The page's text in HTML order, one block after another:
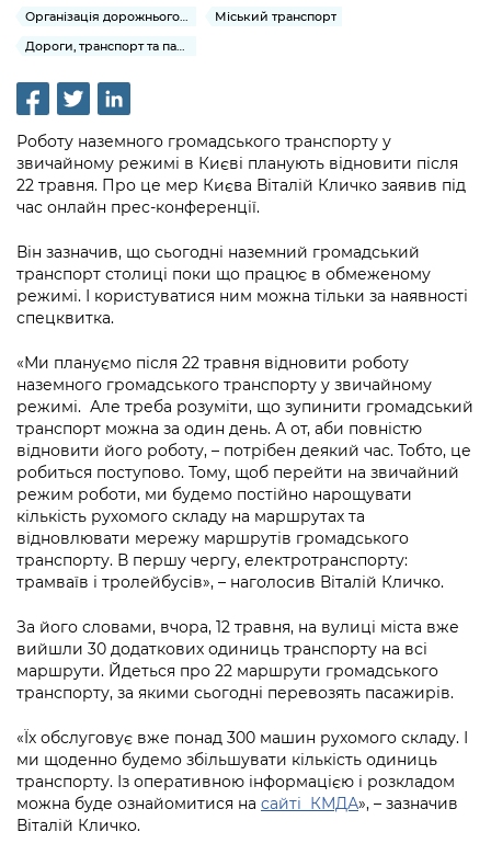
Рішення та розпорядження
Проєкти розпоряджень, що
перебувають на погодженні КМВА
Рішення Київради
Контактна інформація
Графік роботи та прийому громадян
Вакансії
Статистика
Звернення громадян
Регуляторна діяльність
Промисловість і наука Києва
Підприємства, установи, організації
Kyiv International Relations
Річні звіти
Гендерна політика
Безбар'єрність
Київська міська військова адміністрація
Освіта та навчальні заклади
Навколишнє середовище міста
Містобудування та земельні ділянки
Культура, спорт, дозвілля
Бізнес та ліцензування
Фінанси та бюджет
Ритуальні послуги
Іноземцям / For foreigners
Пам'ятки культурної спадщини
Портал Захисників та Захисниць
Безбар'єрність
Портал послуг
Міський застосунок Київ Цифровий
Важливе під час воєнного стану
Громадська експертиза
Консультації з громадськістю
Громадська рада
Петиції
Відкритий бюджет
Контактний центр
Рада з питань внутрішньо переміщених
осіб при Київській міській військовій
адміністрації
«Ініціатива «Партнерство «Відкритий
Уряд» – місцевий рівень»
Важливе під час воєнного стану
Інформація з обмеженим доступом
Подати запит онлайн
Проекти нормативно-правових та
інших актів
Нормативна база
Питання і відповіді про публічну
інформацію
Порядок оскарження рішень, дій чи
бездіяльності розпорядників інформації
Звіти про опрацювання запитів на
публічну інформацію
Інформація для споживачів
Про відкриті дані
Портал даних Києва
Медіагалерея
КМДА / Subscribe to announcements
from the KCSA
Порядок акредитації медіа /
Accreditation process
Submitting a media request
Зйомки в лікарнях в умовах воєнного
стану / Rules for media coverage of
hospitals at work under martial law
Контакти для медіа / Contacts for mass
media
Портал Послуг
Міський транспорт
Дороги, транспорт та парковки
Роботу наземного громадського транспорту у
звичайному режимі в Києві планують відновити після
22 травня. Про це мер Києва Віталій Кличко заявив під
час онлайн прес-конференції.
Він зазначив, що сьогодні наземний громадський
транспорт столиці поки що працює в обмеженому
режимі. І користуватися ним можна тільки за наявності
спецквитка.
«Ми плануємо після 22 травня відновити роботу
наземного громадського транспорту у звичайному
режимі. Але треба розуміти, що зупинити громадський
транспорт можна за один день. А от, аби повністю
відновити його роботу, – потрібен деякий час. Тобто, це
робиться поступово. Тому, щоб перейти на звичайний
режим роботи, ми будемо постійно нарощувати
кількість рухомого складу на маршрутах та
відновлювати мережу маршрутів громадського
транспорту. В першу чергу, електротранспорту:
трамваїв і тролейбусів», – наголосив Віталій Кличко.
За його словами, вчора, 12 травня, на вулиці міста вже
вийшли 30 додаткових одиниць транспорту на всі
маршрути. Йдеться про 22 маршрути громадського
транспорту, за якими сьогодні перевозять пасажирів.
«Їх обслуговує вже понад 300 машин рухомого складу. І
ми щоденно будемо збільшувати кількість одиниць
транспорту. Із оперативною інформацією і розкладом
можна буде ознайомитися на сайті КМДА», – зазначив
Віталій Кличко.